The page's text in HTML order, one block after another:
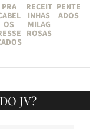
PRA
OS
RECEIT
INHAS
MILAG
ROSAS
PENTE
ADOS
JV?